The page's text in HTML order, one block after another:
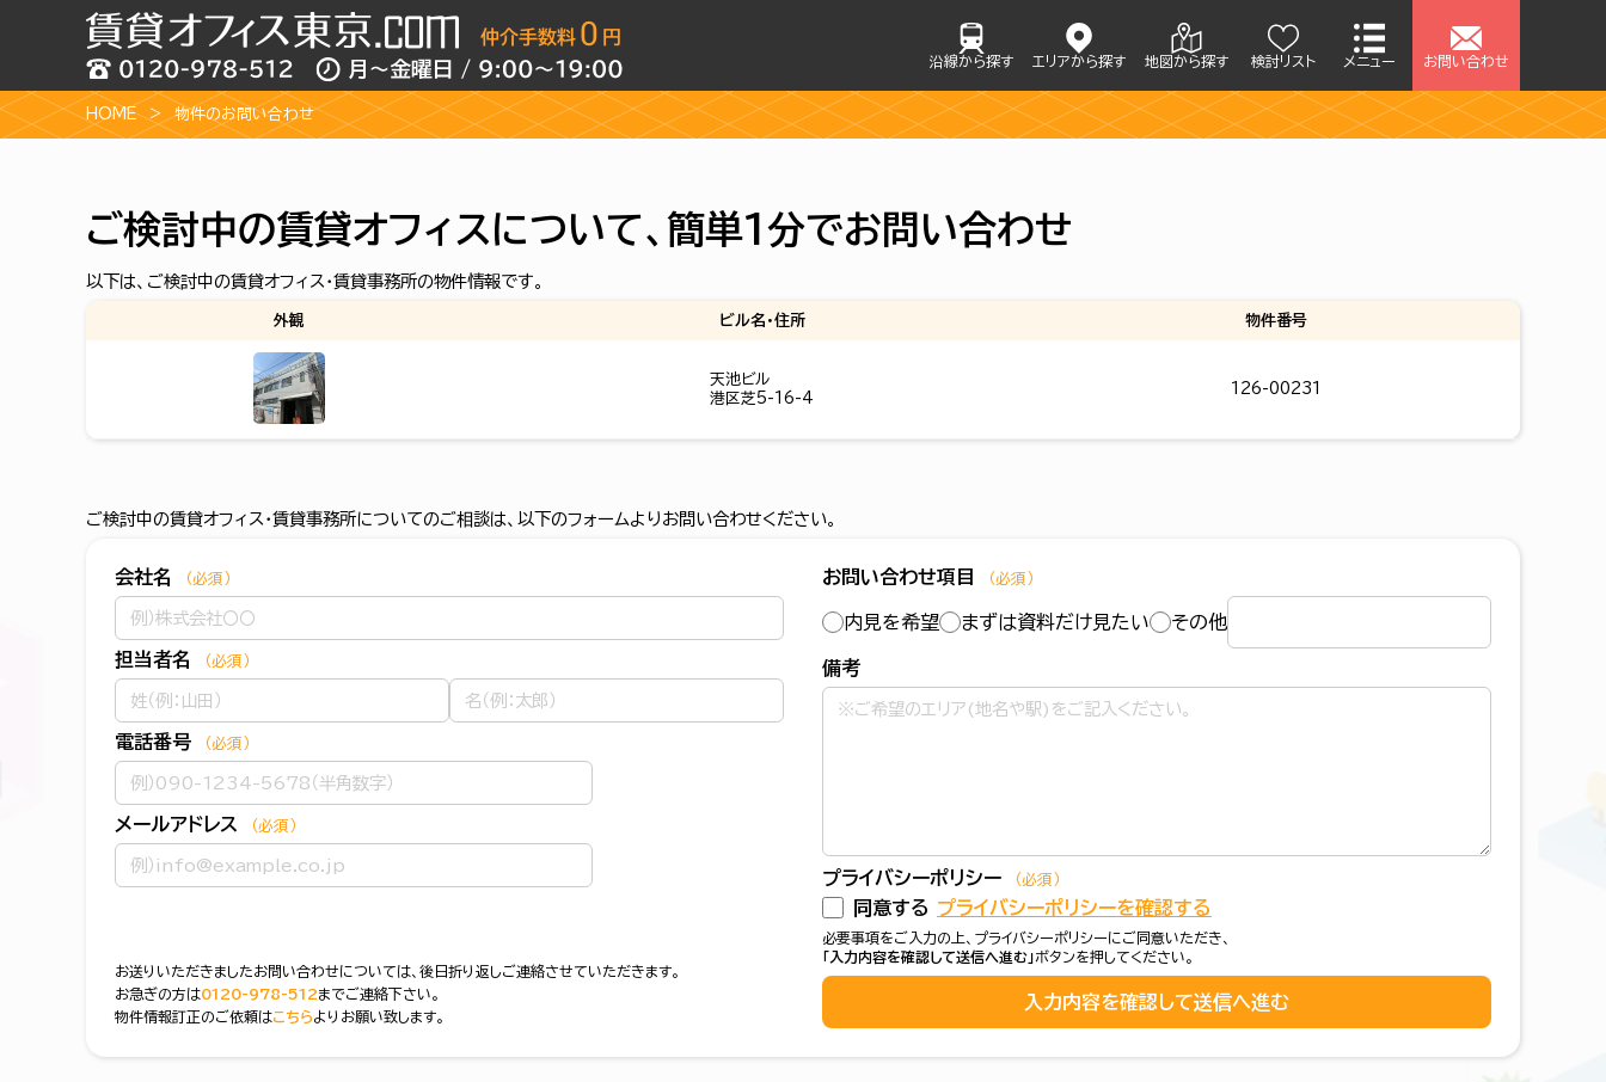
沿線から探す エリアから探す 地図から探す 検討リスト メニュー お問い合わせ
HOME 物件のお問い合わせ
ご検討中の賃貸オフィスについて、簡単1分でお問い合わせ
以下は、ご検討中の賃貸オフィス・賃貸事務所の物件情報です。
外観 ビル名・住所 物件番号
天池ビル
港区芝5-16-4
126-00231
ご検討中の賃貸オフィス・賃貸事務所についてのご相談は、以下のフォームよりお問い合わせください。
会社名 （必須）
担当者名 （必須）
電話番号 （必須）
メールアドレス （必須）
お送りいただきましたお問い合わせについては、後日折り返しご連絡させていただきます。
お急ぎの方は0120-978-512までご連絡下さい。
物件情報訂正のご依頼はこちらよりお願い致します。
お問い合わせ項目 （必須）
内見を希望 まずは資料だけ見たい その他
備考
プライバシーポリシー （必須）
同意する プライバシーポリシーを確認する
必要事項をご入力の上、プライバシーポリシーにご同意いただき、
「入力内容を確認して送信へ進む」ボタンを押してください。
入力内容を確認して送信へ進む